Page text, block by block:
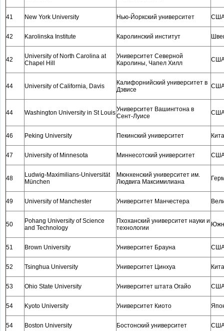
41 New York University Нью-Йоркский университет
42 Karolinska Institute Каролинский институт
42
University of North Carolina at
Chapel Hill
Университет Северной
Каролины, Чапел Хилл
44 University of California, Davis
Калифорнийский университет в
Дэвисе
44 Washington University in St LouisУниверситет Вашингтона в
Сент-Луисе
46 Peking University Пекинский университет
47 University of Minnesota Миннесотский университет
48
Ludwig-Maximilians-Universität
München
Мюнхенский университет им.
Людвига Максимилиана
49 University of Manchester Университет Манчестера
50
Pohang University of Science
and Technology
Пхоханский университет науки и
технологии
51 Brown University Университет Брауна
52 Tsinghua University Университет Цинхуа
53 Ohio State University Университет штата Огайо
54 Kyoto University Университет Киото
54 Boston University Бостонский университет